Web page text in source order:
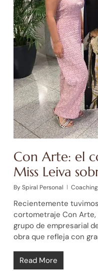
Con Arte: el
Miss Leiva
BySpiral Personal
Recientemente
cortometraje Con Arte,
grupo de empresarial
obra que refleja con
Read More